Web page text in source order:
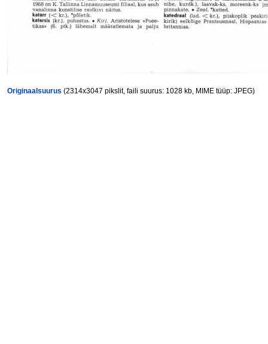
Originaalsuurus (2314x3047 pikslit, faili suurus: 1028 kb, MIME tüüp: JPEG)